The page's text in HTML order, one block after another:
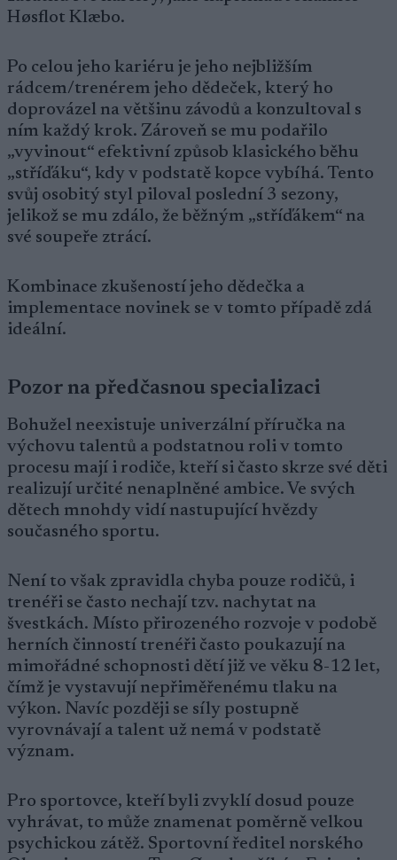
Høsflot Klæbo.
Po celou jeho kariéru je jeho nejbližším
rádcem/trenérem jeho dědeček, který ho
doprovázel na většinu závodů a konzultoval s
ním každý krok. Zároveň se mu podařilo
„vyvinout“ efektivní způsob klasického běhu
„stříďáku“, kdy v podstatě kopce vybíhá. Tento
svůj osobitý styl piloval poslední 3 sezony,
jelikož se mu zdálo, že běžným „stříďákem“ na
své soupeře ztrácí.
Kombinace zkušeností jeho dědečka a
implementace novinek se v tomto případě zdá
ideální.
Pozor na předčasnou specializaci
Bohužel neexistuje univerzální příručka na
výchovu talentů a podstatnou roli v tomto
procesu mají i rodiče, kteří si často skrze své děti
realizují určité nenaplněné ambice. Ve svých
dětech mnohdy vidí nastupující hvězdy
současného sportu.
Není to však zpravidla chyba pouze rodičů, i
trenéři se často nechají tzv. nachytat na
švestkách. Místo přirozeného rozvoje v podobě
herních činností trenéři často poukazují na
mimořádné schopnosti dětí již ve věku 8-12 let,
čímž je vystavují nepřiměřenému tlaku na
výkon. Navíc později se síly postupně
vyrovnávají a talent už nemá v podstatě
význam.
Pro sportovce, kteří byli zvyklí dosud pouze
vyhrávat, to může znamenat poměrně velkou
psychickou zátěž. Sportovní ředitel norského